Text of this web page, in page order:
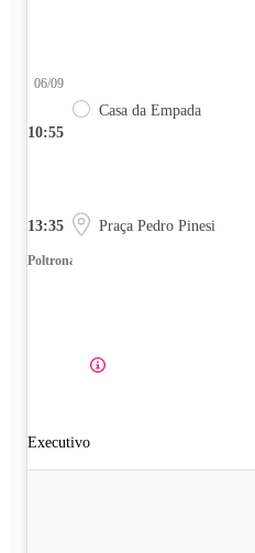
10:55
06/09
Casa da Empada
13:35 Praça Pedro Pinesi
Poltrona
Executivo